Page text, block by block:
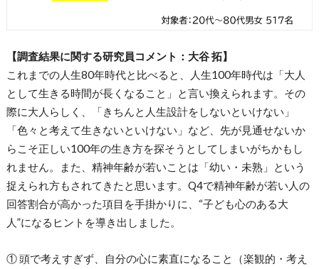
【調査結果に関する研究員コメント：大谷 拓】
これまでの人生80年時代と比べると、人生100年時代は「大人
として生きる時間が長くなること」と言い換えられます。その
際に大人らしく、「きちんと人生設計をしないといけない」
「色々と考えて生きないといけない」など、先が見通せないか
らこそ正しい100年の生き方を探そうとしてしまいがちかもし
れません。また、精神年齢が若いことは「幼い・未熟」という
捉えられ方もされてきたと思います。Q4で精神年齢が若い人の
回答割合が高かった項目を手掛かりに、“子ども心のある大
人”になるヒントを導き出しました。
① 頭で考えすぎず、自分の心に素直になること（楽観的・考え